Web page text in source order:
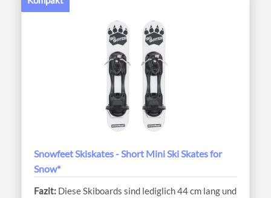
Snowfeet Skiskates - Short Mini Ski Skates for
Snow*
Diese Skiboards sind lediglich 44 cm lang und